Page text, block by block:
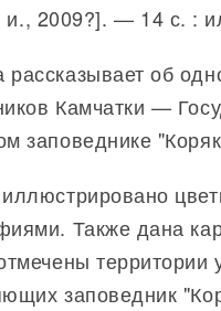
2009?]. — 14 с. :
об
Камчатки —
заповеднике
Также дана
территории
заповедник